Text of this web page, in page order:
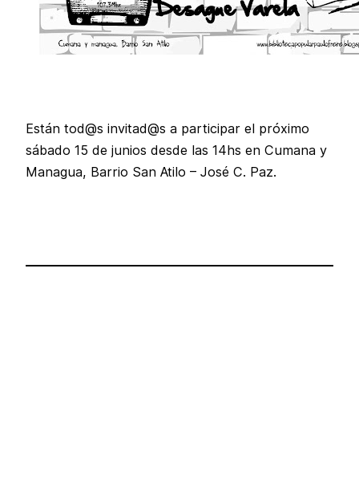
Están tod@s invitad@s a participar el próximo
sábado 15 de junios desde las 14hs en Cumana y
Managua, Barrio San Atilo – José C. Paz.